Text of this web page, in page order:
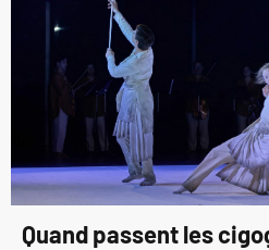
Quand passent les